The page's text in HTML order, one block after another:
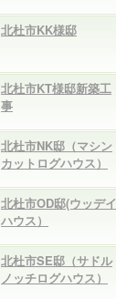
北杜市KK様邸
北杜市KT様邸新築工
事
北杜市NK邸（マシン
カットログハウス）
北杜市OD邸(ウッデイ
ハウス）
北杜市SE邸（サドル
ノッチログハウス）